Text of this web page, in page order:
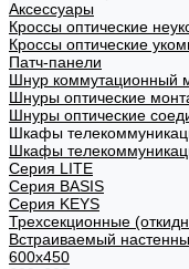
Аксессуары
Кроссы оптические
Кроссы оптические
Патч-панели
Шнур коммутационный
Шнуры оптические
Шнуры оптические
Шкафы
Шкафы
Cерия LITE
Cерия BASIS
Cерия KEYS
Трехсекционные
Встраиваемый
600x450